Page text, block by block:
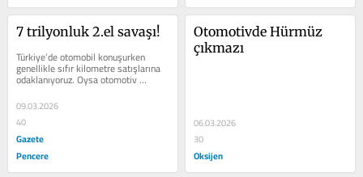
7 trilyonluk 2.el savaşı!
Türkiye’de otomobil konuşurken
genellikle sıfır kilometre satışlarına
odaklanıyoruz. Oysa otomotiv
sektörünün gerçek hacmi ikinci
elde....
09.03.2026
40
Gazete
Pencere
Otomotivde Hürmüz
çıkmazı
06.03.2026
30
Oksijen